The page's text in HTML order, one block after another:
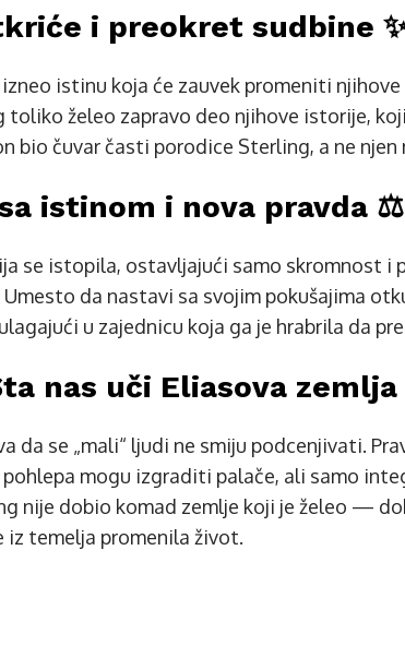
i preokret sudbine
izneo istinu koja će zauvek promeniti
toliko želeo zapravo deo njihove istorije,
bio čuvar časti porodice Sterling, a ne njen
istinom i nova pravda ⚖️
se istopila, ostavljajući samo skromnost i
da nastavi sa svojim pokušajima
u zajednicu koja ga je hrabrila da
nas uči Eliasova zemlja
da se „mali“ ljudi ne smiju podcenjivati.
pohlepa mogu izgraditi palače, ali samo
nije dobio komad zemlje koji je želeo —
iz temelja promenila život.